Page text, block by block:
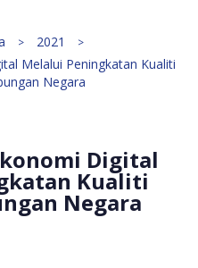
2021
Melalui Peningkatan Kualiti
Negara
Digital
Kualiti
Negara